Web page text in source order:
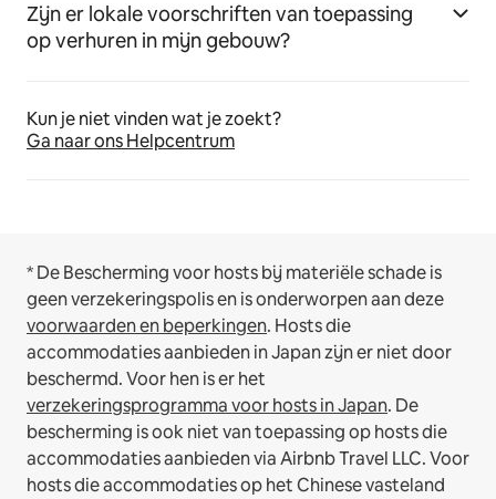
Zijn er lokale voorschriften van toepassing
op verhuren in mijn gebouw?
Kun je niet vinden wat je zoekt?
Ga naar ons Helpcentrum
* De Bescherming voor hosts bij materiële schade is
geen verzekeringspolis en is onderworpen aan deze
voorwaarden en beperkingen. Hosts die
accommodaties aanbieden in Japan zijn er niet door
beschermd. Voor hen is er het
verzekeringsprogramma voor hosts in Japan. De
bescherming is ook niet van toepassing op hosts die
accommodaties aanbieden via Airbnb Travel LLC.Voor
hosts die accommodaties op het Chinese vasteland